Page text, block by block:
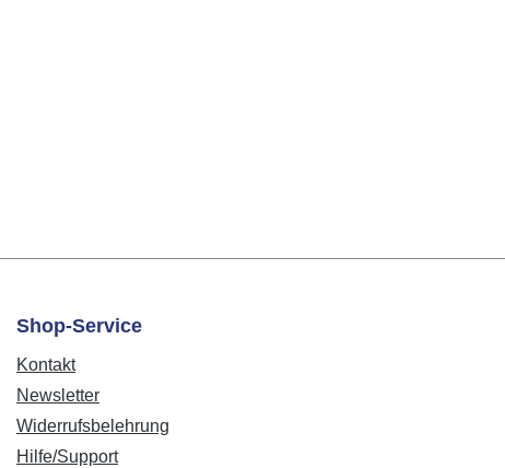
Shop-Service
Kontakt
Newsletter
Widerrufsbelehrung
Hilfe/Support